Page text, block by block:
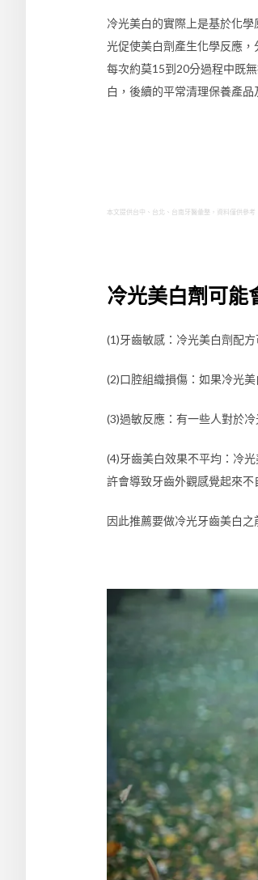
冷光美白的實際上是基於化
光促使美白劑產生化學反應
每次約莫15到20分過程中既
白，後續的平常清理保養產
本文提供台中、台北、台南牙醫彙整，資料僅供參考
冷光美白劑可能
(1)牙齒敏感：冷光美白劑配
(2)口腔組織損傷：如果冷光
(3)過敏反應：有一些人對於
(4)牙齒美白效果不平均：冷
許會導致牙齒外觀感覺起來不
因此推薦要做冷光牙齒美白